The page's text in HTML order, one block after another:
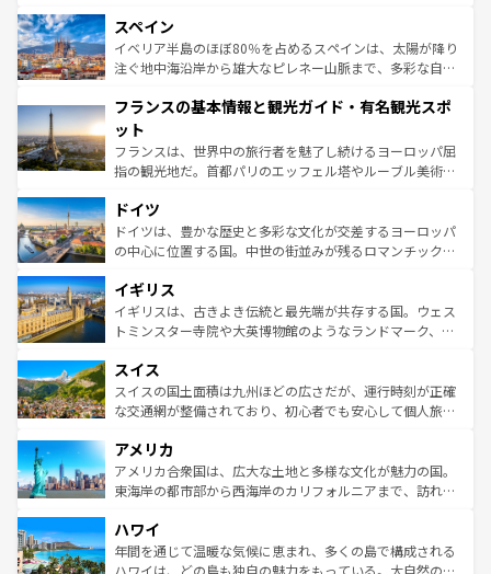
ろん、トスカーナの美しい田園風景やアマルフィ海岸の絶
景など、自然景観も見逃せない。観光の合間には、本場の
ピザやパスタなど、絶品のイタリア料理を堪能することも
ませてくれるイタリアで、忘れられない旅をしてみよう！
なお、新着のイタリア情報は
しい。
スペイン
イベリア半島のほぼ80％を占めるスペインは、太陽が降り
注ぐ地中海沿岸から雄大なピレネー山脈まで、多彩な自然
文化が根付くこの国では、情熱的なフラメンコ、熱気あふ
れる闘牛、そして美味しいタパスが生活の一部となってい
る。首都マドリードの洗練された雰囲気や、バルセロナの
アートに溢れた街角から、地方では古代ローマ遺跡や中世
せる。地方によって風土や気候が異なるスペインはその個
性で訪れる人を魅了する。 なお、新着のスペイン情報は コ
ンテンツ一覧を参照してほしい。
フランスの基本情報と観光ガイド・有名観光スポ
ット
フランスは、世界中の旅行者を魅了し続けるヨーロッパ屈
指の観光地だ。首都パリのエッフェル塔やルーブル美術館
で、幅広い魅力が詰まっている。華麗な宮殿、歴史的な大
聖堂、美しいビーチ、そして豊かな自然が、訪れる者を心
から魅了する。また、フランスは美食の国としても知ら
いる。シャンパンの発祥地であるランス、プロヴァンスの
香り高いラベンダー畑など、多彩な楽しみ方が可能だ。さ
らに、パリ以外の地域にも魅力が溢れており、どの街角に
れる地方に足を運ぶとそれぞれで全く異なる文化を体験で
きるだろう。 なお、新着のフランス情報はコンテンツ一覧
を参照してほしい。
ドイツ
ドイツは、豊かな歴史と多彩な文化が交差するヨーロッパ
の中心に位置する国。中世の街並みが残るロマンチック街
顔を持つこの国は、どこを歩いても飽きることがない。ベ
ルリンの文化的活気、バイエルン州のアルプスの絶景、そ
してライン川沿いのワイン畑といった風景は必見。ビール
は、お酒好きな人にはぜひ体験してほしい。 なお、新着の
ドイツ情報はコンテンツ一覧を参照してほしい。
イギリス
イギリスは、古きよき伝統と最先端が共存する国。ウェス
トミンスター寺院や大英博物館のようなランドマーク、歴
リアごとに異なる魅力がある。また、優雅なアフタヌーン
ティー、ビール好きにはたまらない英国パブ、サッカー観
戦など、本場だからこそできる体験も豊富。イギリスを旅
ンツ一覧を参照してほしい。
スイス
スイスの国土面積は九州ほどの広さだが、運行時刻が正確
な交通網が整備されており、初心者でも安心して個人旅行
の建物がそのまま残る町や、スイスならではのユニークな
博物館もあり、アルプス観光だけでなく町歩きも満喫する
ことができる。国民の所得が高いため物価も高いが、旅行
ば市内交通費無料で観光を楽しむこともできる。 なお、新
着のスイス情報はコンテンツ一覧 を参照してほしい。
アメリカ
アメリカ合衆国は、広大な土地と多様な文化が魅力の国。
東海岸の都市部から西海岸のカリフォルニアまで、訪れる
のような巨大都市は、観光、ショッピング、エンターテイ
ンメントが詰まった刺激的なスポットだ。一方、アメリカ
西部には大自然が広がり、グランドキャニオンやイエロー
ハワイ
年間を通じて温暖な気候に恵まれ、多くの島で構成される
ハワイは、どの島も独自の魅力をもっている。大自然の神